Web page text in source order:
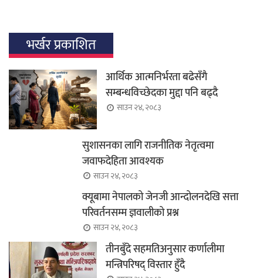
भर्खर प्रकाशित
आर्थिक आत्मनिर्भरता बढेसँगै
सम्बन्धविच्छेदका मुद्दा पनि बढ्दै
साउन २४, २०८३
सुशासनका लागि राजनीतिक नेतृत्वमा
जवाफदेहिता आवश्यक
साउन २४, २०८३
क्यूबामा नेपालको जेनजी आन्दोलनदेखि सत्ता
परिवर्तनसम्म ज्ञवालीको प्रश्न
साउन २४, २०८३
तीनबुँदे सहमतिअनुसार कर्णालीमा
मन्त्रिपरिषद् विस्तार हुँदै